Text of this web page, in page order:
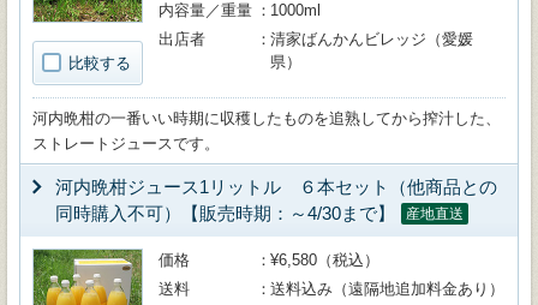
比較する
内容量／重量
1000ml
出店者
清家ばんかんビレッジ（愛媛
県）
河内晩柑の一番いい時期に収穫したものを追熟してから搾汁した、
ストレートジュースです。
河内晩柑ジュース1リットル ６本セット（他商品との
同時購入不可）【販売時期：～4/30まで】
産地直送
価格
¥6,580（税込）
送料
送料込み（遠隔地追加料金あり）